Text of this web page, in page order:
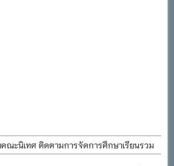
ณะนิเทศ ติดตามการจัดการศึกษาเรียนรวม